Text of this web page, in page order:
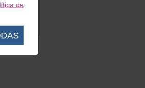
€
de